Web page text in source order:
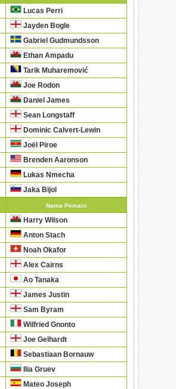
Lucas Perri
Jayden Bogle
Gabriel Gudmundsson
Ethan Ampadu
Tarik Muharemović
Joe Rodon
Daniel James
Sean Longstaff
Dominic Calvert-Lewin
Joël Piroe
Brenden Aaronson
Lukas Nmecha
Jaka Bijol
Nama Pemain
Harry Wilson
Anton Stach
Noah Okafor
Alex Cairns
Ao Tanaka
James Justin
Sam Byram
Wilfried Gnonto
Joe Gelhardt
Sebastiaan Bornauw
Ilia Gruev
Mateo Joseph